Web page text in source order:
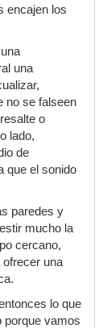
encajen los
una
no se falseen
o
lado,
de
que el sonido
paredes y
mucho la
cercano,
ofrecer una
lo que
porque vamos